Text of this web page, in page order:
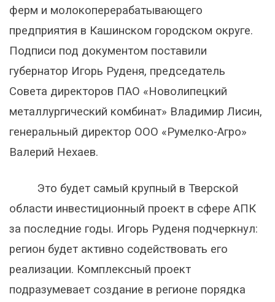
ферм и молокоперерабатывающего
предприятия в Кашинском городском округе.
Подписи под документом поставили
губернатор Игорь Руденя, председатель
Совета директоров ПАО «Новолипецкий
металлургический комбинат» Владимир Лисин,
генеральный директор ООО «Румелко-Агро»
Валерий Нехаев.
Это будет самый крупный в Тверской
области инвестиционный проект в сфере АПК
за последние годы. Игорь Руденя подчеркнул:
регион будет активно содействовать его
реализации. Комплексный проект
подразумевает создание в регионе порядка